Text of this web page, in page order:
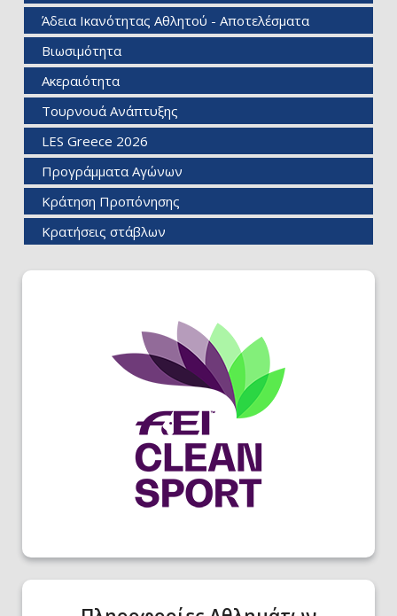
Άδεια Ικανότητας Αθλητού - Αποτελέσματα
Βιωσιμότητα
Ακεραιότητα
Τουρνουά Ανάπτυξης
LES Greece 2026
Προγράμματα Αγώνων
Κράτηση Προπόνησης
Κρατήσεις στάβλων